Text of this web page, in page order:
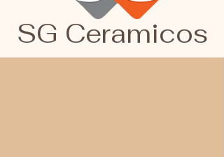
SG Ceramicos